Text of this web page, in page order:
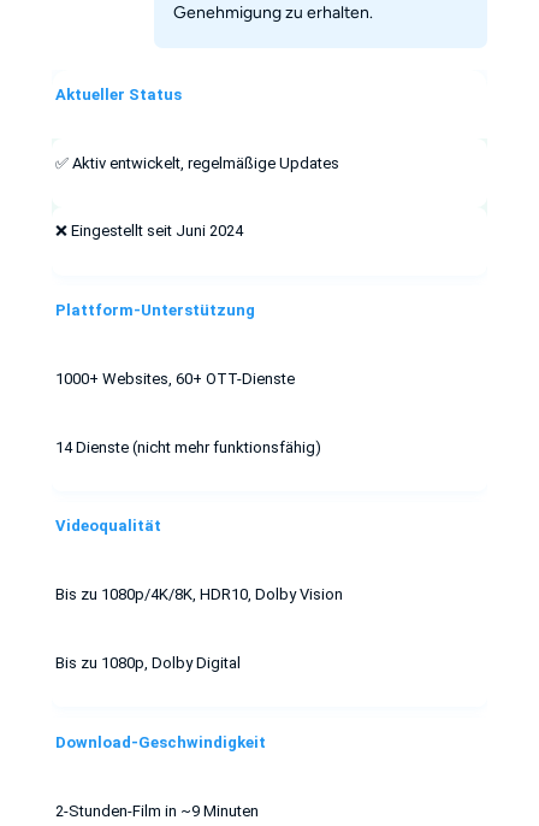
Genehmigung zu erhalten.
Aktueller Status
✅ Aktiv entwickelt, regelmäßige Updates
❌ Eingestellt seit Juni 2024
Plattform-Unterstützung
1000+ Websites, 60+ OTT-Dienste
14 Dienste (nicht mehr funktionsfähig)
Videoqualität
Bis zu 1080p/4K/8K, HDR10, Dolby Vision
Bis zu 1080p, Dolby Digital
Download-Geschwindigkeit
2-Stunden-Film in ~9 Minuten